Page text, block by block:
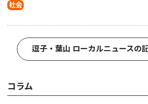
社会
逗子・葉山 ローカルニュースの
コラム